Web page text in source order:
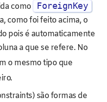
como
ForeignKey
como foi feito acima, o
pois é automaticamente
a que se refere. No
o mesmo tipo que
são formas de